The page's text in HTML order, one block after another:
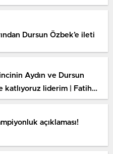
Dursun Özbek’e ileti
Aydın ve Dursun
katlıyoruz liderim | Fatih
açıklaması!